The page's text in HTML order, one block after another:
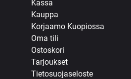
Kassa
Kauppa
Korjaamo Kuopiossa
Oma tili
Ostoskori
Tarjoukset
Tietosuojaseloste